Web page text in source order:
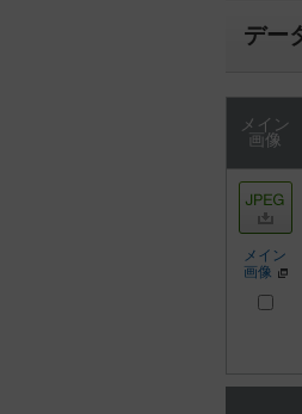
デー
メイン
画像
メイン
画像